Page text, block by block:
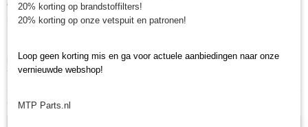
verkopen deze onderdelen met als specialisme de Japanse
minitractormerken Yanmar, Iseki, Kubota en Shibaura.
lampglas, voor uw Yanmar SA 221, SA 222, SA 424, SA 326, SA 426,
Yanmar YT 235, YT 347, YT 359.
Ook interessant
20% korting op brandstoffilters!
20% korting op onze vetspuit en patronen!
Loop geen korting mis en ga voor actuele aanbiedingen naar onze
vernieuwde webshop!
MTP Parts.nl